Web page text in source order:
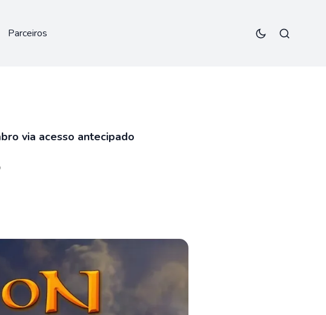
Parceiros
via acesso antecipado